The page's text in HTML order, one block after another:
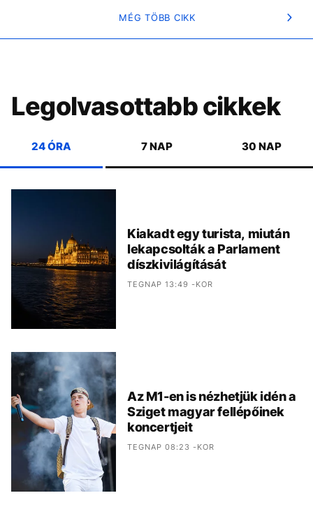
MÉG TÖBB CIKK
Legolvasottabb cikkek
24 ÓRA 7 NAP 30 NAP
Kiakadt egy turista, miután
lekapcsolták a Parlament
díszkivilágítását
TEGNAP 13:49 -KOR
Az M1-en is nézhetjük idén a
Sziget magyar fellépőinek
koncertjeit
TEGNAP 08:23 -KOR